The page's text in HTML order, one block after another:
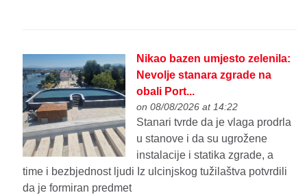
Nikao bazen umjesto zelenila:
Nevolje stanara zgrade na
obali Port...
on 08/08/2026 at 14:22
Stanari tvrde da je vlaga prodrla
u stanove i da su ugrožene
instalacije i statika zgrade, a
time i bezbjednost ljudi Iz ulcinjskog tužilaštva potvrdili
da je formiran predmet